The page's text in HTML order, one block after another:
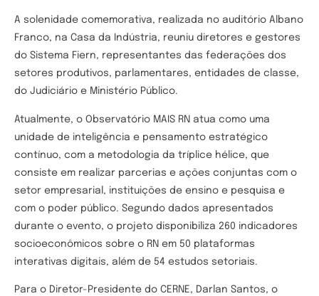
A solenidade comemorativa, realizada no auditório Albano
Franco, na Casa da Indústria, reuniu diretores e gestores
do Sistema Fiern, representantes das federações dos
setores produtivos, parlamentares, entidades de classe,
do Judiciário e Ministério Público.
Atualmente, o Observatório MAIS RN atua como uma
unidade de inteligência e pensamento estratégico
contínuo, com a metodologia da tríplice hélice, que
consiste em realizar parcerias e ações conjuntas com o
setor empresarial, instituições de ensino e pesquisa e
com o poder público. Segundo dados apresentados
durante o evento, o projeto disponibiliza 260 indicadores
socioeconômicos sobre o RN em 50 plataformas
interativas digitais, além de 54 estudos setoriais.
Para o Diretor-Presidente do CERNE, Darlan Santos, o